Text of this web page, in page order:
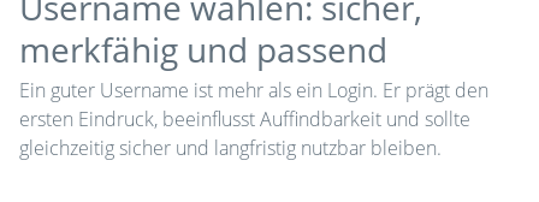
merkfähig und passend
Ein guter Username ist mehr als ein Login. Er prägt den
ersten Eindruck, beeinflusst Auffindbarkeit und sollte
gleichzeitig sicher und langfristig nutzbar bleiben.